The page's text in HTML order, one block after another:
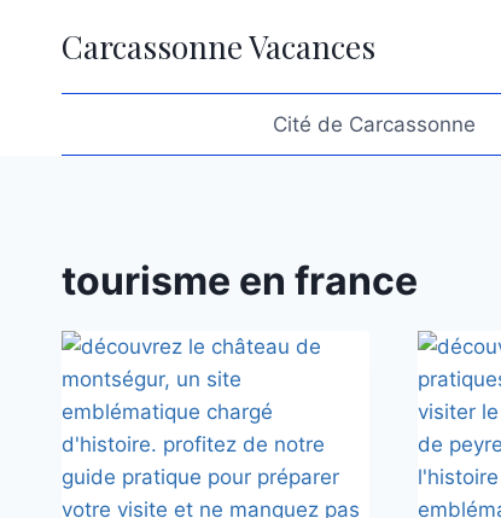
Carcassonne Vacances
Cité de Carcassonne
tourisme en france